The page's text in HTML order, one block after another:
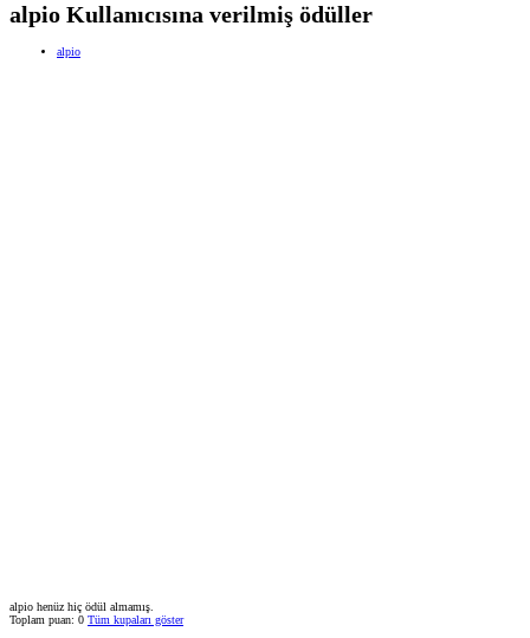
alpio Kullanıcısına verilmiş ödüller
alpio
alpio henüz hiç ödül almamış.
Toplam puan: 0 Tüm kupaları göster